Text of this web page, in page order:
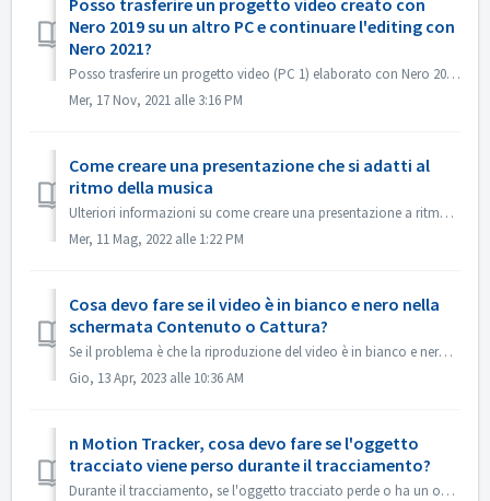
Posso trasferire un progetto video creato con
Nero 2019 su un altro PC e continuare l'editing con
Nero 2021?
Posso trasferire un progetto video (PC 1) elaborato con Nero 2019 su un altro PC (PC 2) e continuare l'editing con Nero 2021? Sì, è possibile copiare il...
Mer, 17 Nov, 2021 alle 3:16 PM
Come creare una presentazione che si adatti al
ritmo della musica
Ulteriori informazioni su come creare una presentazione a ritmo di musica sono disponibili al seguente link: Creare una presentazione a ritmo di musica
Mer, 11 Mag, 2022 alle 1:22 PM
Cosa devo fare se il video è in bianco e nero nella
schermata Contenuto o Cattura?
Se il problema è che la riproduzione del video è in bianco e nero, ma l'esportazione/la masterizzazione è a colori, aggiornare il sistema Windows o il d...
Gio, 13 Apr, 2023 alle 10:36 AM
n Motion Tracker, cosa devo fare se l'oggetto
tracciato viene perso durante il tracciamento?
Durante il tracciamento, se l'oggetto tracciato perde o ha un offset, è possibile "interrompere il tracciamento" immediatamente, fare clic su ...